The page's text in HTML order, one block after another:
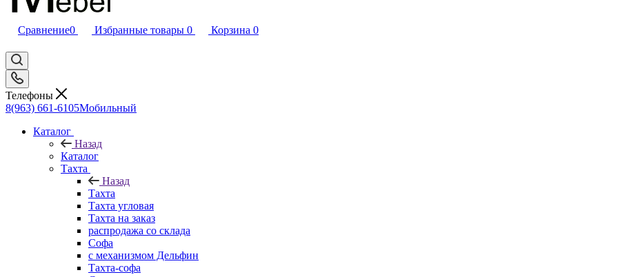
Сравнение0 Избранные товары 0 Корзина 0
Телефоны
8(963) 661-6105Мобильный
Каталог
Назад
Каталог
Тахта
Назад
Тахта
Тахта угловая
Тахта на заказ
распродажа со склада
Софа
с механизмом Дельфин
Тахта-софа